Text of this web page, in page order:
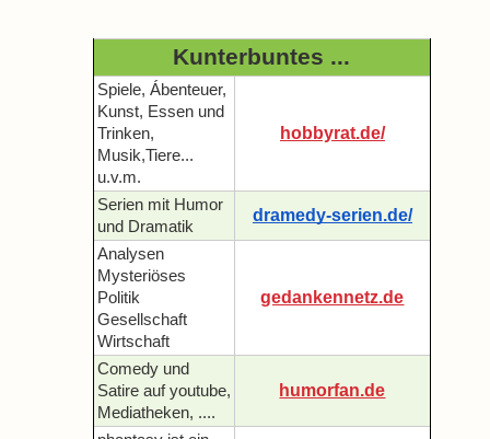
Kunterbuntes ...
Spiele, Ábenteuer,
Kunst, Essen und
Trinken,
Musik,Tiere...
u.v.m.
hobbyrat.de/
Serien mit Humor
und Dramatik
dramedy-serien.de/
Analysen
Mysteriöses
Politik
Gesellschaft
Wirtschaft
gedankennetz.de
Comedy und
Satire auf youtube,
Mediatheken, ....
humorfan.de